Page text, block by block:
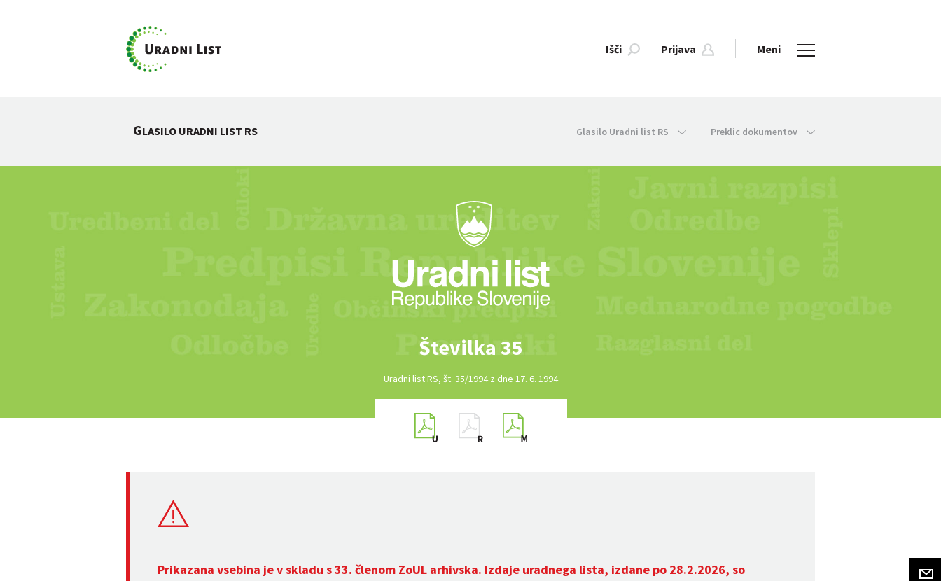
Išči Prijava Meni
GLASILO URADNI LIST RS Glasilo Uradni list RS Preklic dokumentov
Številka 35
Uradni list RS, št. 35/1994 z dne 17. 6. 1994
Prikazana vsebina je v skladu s 33. členom ZoUL arhivska. Izdaje uradnega lista, izdane po 28.2.2026, so